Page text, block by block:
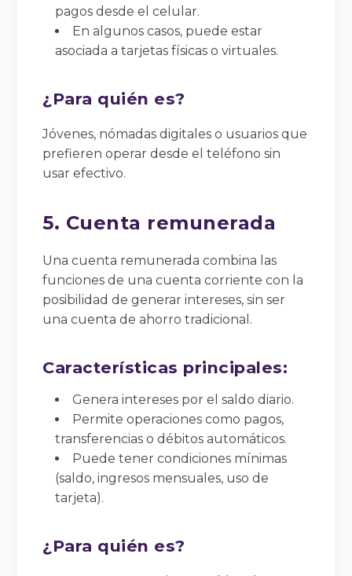
pagos desde el celular.
En algunos casos, puede estar
asociada a tarjetas físicas o virtuales.
¿Para quién es?
Jóvenes, nómadas digitales o usuarios que
prefieren operar desde el teléfono sin
usar efectivo.
5. Cuenta remunerada
Una cuenta remunerada combina las
funciones de una cuenta corriente con la
posibilidad de generar intereses, sin ser
una cuenta de ahorro tradicional.
Características principales:
Genera intereses por el saldo diario.
Permite operaciones como pagos,
transferencias o débitos automáticos.
Puede tener condiciones mínimas
(saldo, ingresos mensuales, uso de
tarjeta).
¿Para quién es?